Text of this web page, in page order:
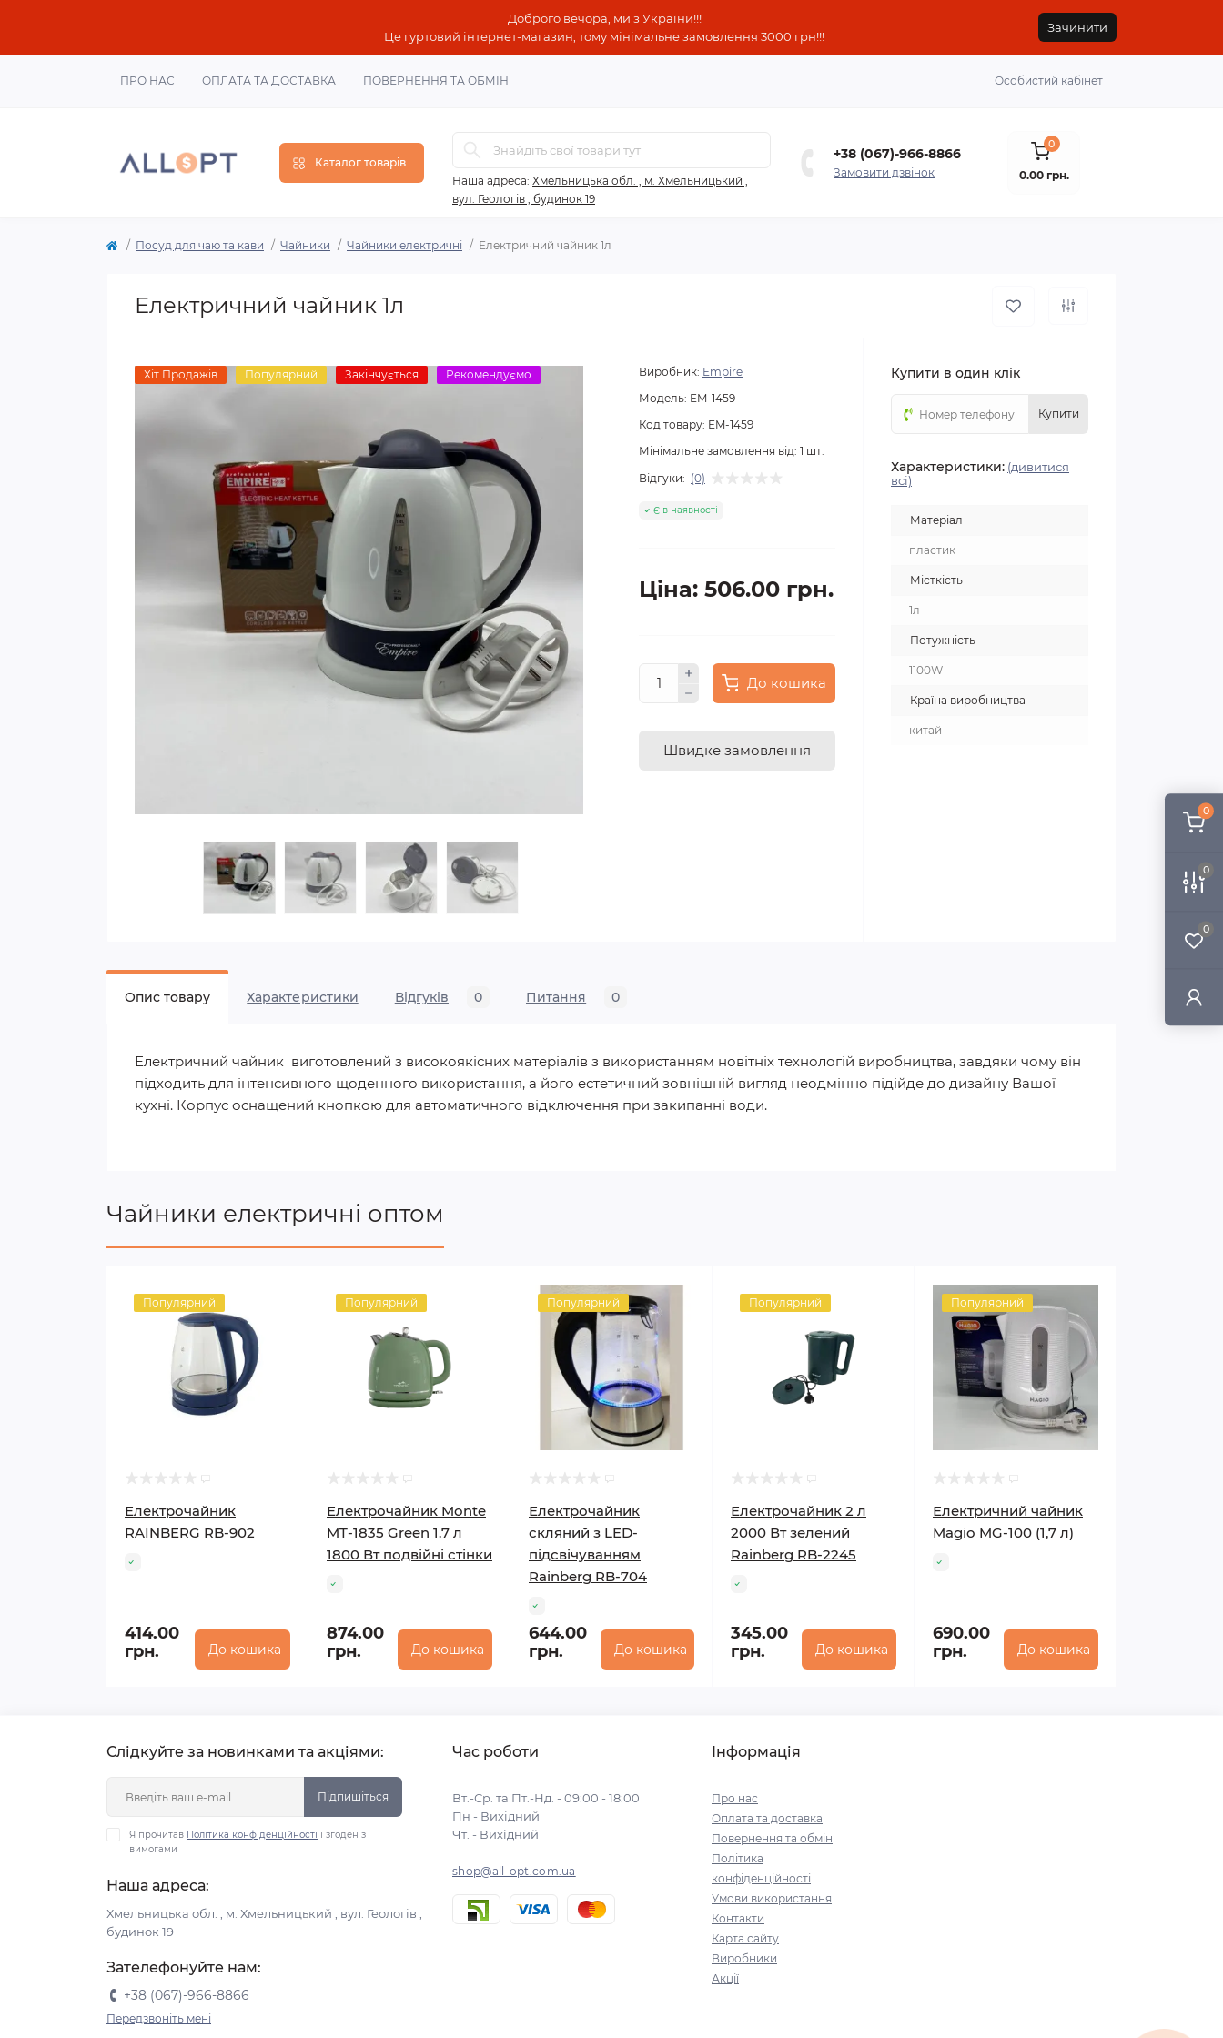
0
0
0
Доброго вечора, ми з України!!!
Це гуртовий інтернет-магазин, тому мінімальне замовлення 3000 грн!!!
Зачинити
ПРО НАС ОПЛАТА ТА ДОСТАВКА ПОВЕРНЕННЯ ТА ОБМІН Особистий кабінет
Каталог товарів
Наша адреса: Хмельницька обл. , м. Хмельницький ,
вул. Геологів , будинок 19
+38 (067)-966-8866
Замовити дзвінок
0
0.00 грн.
Посуд для чаю та кави Чайники Чайники електричні Електричний чайник 1л
Електричний чайник 1л
Хіт Продажів Популярний Закінчується Рекомендуємо Виробник: Empire
Модель: EM-1459
Код товару: EM-1459
Мінімальне замовлення від: 1 шт.
Відгуки: (0)
Є в наявності
Ціна: 506.00 грн.
До кошика
Швидке замовлення
Купити в один клік
Купити
Характеристики: (дивитися
всі)
Матеріал
пластик
Місткість
1л
Потужність
1100W
Країна виробництва
китай
Опис товару Характеристики Відгуків 0 Питання 0
Електричний чайник виготовлений з високоякісних матеріалів з використанням новітніх технологій виробництва, завдяки чому він
підходить для інтенсивного щоденного використання, а його естетичний зовнішній вигляд неодмінно підійде до дизайну Вашої
кухні. Корпус оснащений кнопкою для автоматичного відключення при закипанні води.
Чайники електричні оптом
Популярний
Електрочайник
RAINBERG RB-902
414.00
грн.
До кошика
Популярний
Електрочайник Monte
MT-1835 Green 1.7 л
1800 Вт подвійні стінки
874.00
грн.
До кошика
Популярний
Електрочайник
скляний з LED-
підсвічуванням
Rainberg RB-704
644.00
грн.
До кошика
Популярний
Електрочайник 2 л
2000 Вт зелений
Rainberg RB-2245
345.00
грн.
До кошика
Популярний
Електричний чайник
Magio MG-100 (1,7 л)
690.00
грн.
До кошика
Слідкуйте за новинками та акціями:
Підпишіться
Я прочитав Політика конфіденційності і згоден з
вимогами
Наша адреса:
Хмельницька обл. , м. Хмельницький , вул. Геологів ,
будинок 19
Зателефонуйте нам:
+38 (067)-966-8866
Передзвоніть мені
Час роботи
Вт.-Ср. та Пт.-Нд. - 09:00 - 18:00
Пн - Вихідний
Чт. - Вихідний
shop@all-opt.com.ua
Інформація
Про нас
Оплата та доставка
Повернення та обмін
Політика
конфіденційності
Умови використання
Контакти
Карта сайту
Виробники
Акції